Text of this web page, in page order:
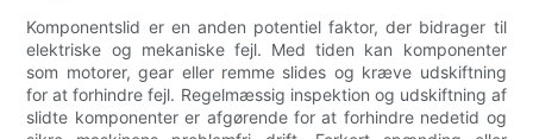
Komponentslid er en anden potentiel faktor, der bidrager til
elektriske og mekaniske fejl. Med tiden kan komponenter
som motorer, gear eller remme slides og kræve udskiftning
for at forhindre fejl. Regelmæssig inspektion og udskiftning af
slidte komponenter er afgørende for at forhindre nedetid og